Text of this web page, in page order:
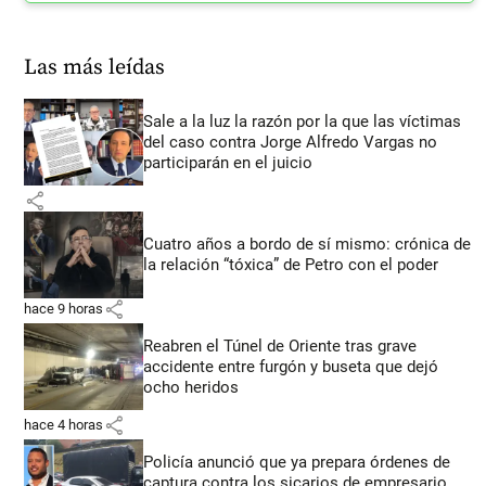
Las más leídas
Sale a la luz la razón por la que las víctimas
del caso contra Jorge Alfredo Vargas no
participarán en el juicio
share
Cuatro años a bordo de sí mismo: crónica de
la relación “tóxica” de Petro con el poder
hace 9 horas share
Reabren el Túnel de Oriente tras grave
accidente entre furgón y buseta que dejó
ocho heridos
hace 4 horas share
Policía anunció que ya prepara órdenes de